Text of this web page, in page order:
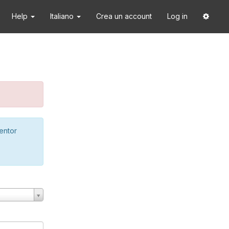
Help Italiano Crea un account Log in